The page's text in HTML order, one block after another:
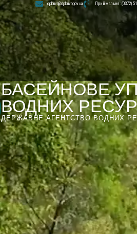
dpbuvr@dpbuvr.gov.ua Приймальня: (0372)
БАСЕЙНОВЕ
ВОДНИХ
ДЕРЖАВНЕ АГЕНТСТВО ВОДНИХ